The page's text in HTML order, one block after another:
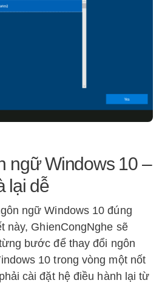
ngữ Windows 10 –
lại dễ
ngữ Windows 10 đúng
này, GhienCongNghe sẽ
bước để thay đổi ngôn
10 trong vòng một nốt
cài đặt hệ điều hành lại từ